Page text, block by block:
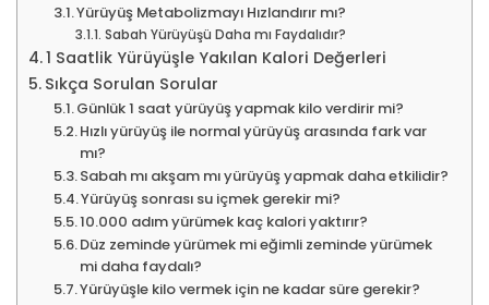
Yürüyüş Metabolizmayı Hızlandırır mı?
Sabah Yürüyüşü Daha mı Faydalıdır?
1 Saatlik Yürüyüşle Yakılan Kalori Değerleri
Sıkça Sorulan Sorular
Günlük 1 saat yürüyüş yapmak kilo verdirir mi?
Hızlı yürüyüş ile normal yürüyüş arasında fark var
mı?
Sabah mı akşam mı yürüyüş yapmak daha etkilidir?
Yürüyüş sonrası su içmek gerekir mi?
10.000 adım yürümek kaç kalori yaktırır?
Düz zeminde yürümek mi eğimli zeminde yürümek
mi daha faydalı?
Yürüyüşle kilo vermek için ne kadar süre gerekir?